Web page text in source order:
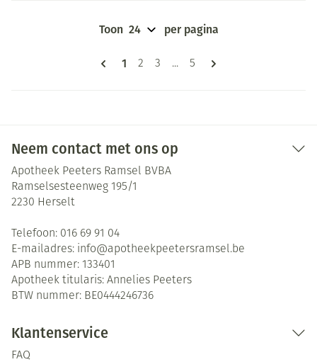
Pagina's
U lees momenteel pagina
1 Pagina
2 Pagina
3 ... Pagina
5
Toon per pagina
Neem contact met ons op
Apotheek Peeters Ramsel BVBA
Ramselsesteenweg 195/1
2230 Herselt
Telefoon: 016 69 91 04
E-mailadres: info@apotheekpeetersramsel.be
APB nummer: 133401
Apotheek titularis: Annelies Peeters
BTW nummer: BE0444246736
Klantenservice
FAQ